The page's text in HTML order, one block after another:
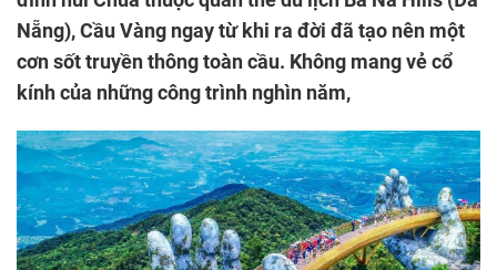
Nẵng), Cầu Vàng ngay từ khi ra đời đã tạo nên một
cơn sốt truyền thông toàn cầu. Không mang vẻ cổ
kính của những công trình nghìn năm,